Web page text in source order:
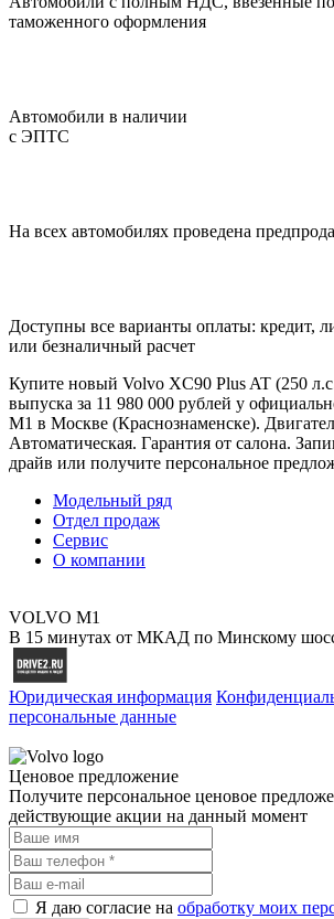
таможенного оформления
Автомобили в наличии
с ЭПТС
На всех автомобилях проведена
Доступны все варианты оплаты: кредит,
или безналичный расчет
Купите новый Volvo XC90 Plus AT (250
выпуска за 11 980 000 рублей у
M1 в Москве (Краснознаменске).
Автоматическая. Гарантия от салона.
драйв или получите персональное
Модельный ряд
Отдел продаж
Сервис
О компании
VOLVO M1
В 15 минутах от МКАД по Минскому
Юридическая информация
персональные данные
Ценовое предложение
Получите персональное ценовое
действующие акции на данный момент
Я даю согласие на обработку моих